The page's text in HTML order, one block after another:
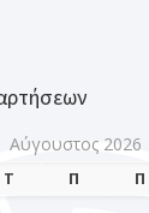
Αύγουστος 2026
Τ Π Π